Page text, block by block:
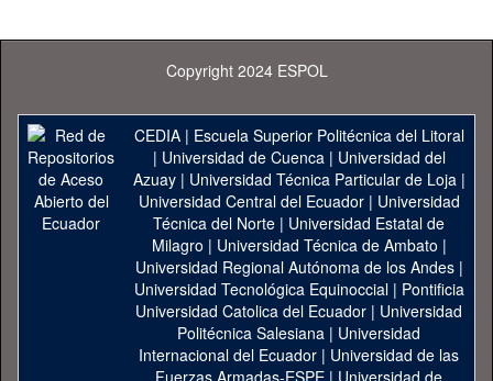
Copyright 2024 ESPOL
CEDIA| Escuela Superior Politécnica del Litoral
| Universidad de Cuenca| Universidad del
Azuay| Universidad Técnica Particular de Loja|
Universidad Central del Ecuador| Universidad
Técnica del Norte | Universidad Estatal de
Milagro | Universidad Técnica de Ambato |
Universidad Regional Autónoma de los Andes|
Universidad Tecnológica Equinoccial| Pontificia
Universidad Catolica del Ecuador | Universidad
Politécnica Salesiana | Universidad
Internacional del Ecuador | Universidad de las
Fuerzas Armadas-ESPE | Universidad de